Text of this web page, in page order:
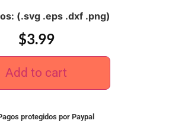
(.svg .eps .dxf .png)
$3.99
Add to cart
protegidos por Paypal